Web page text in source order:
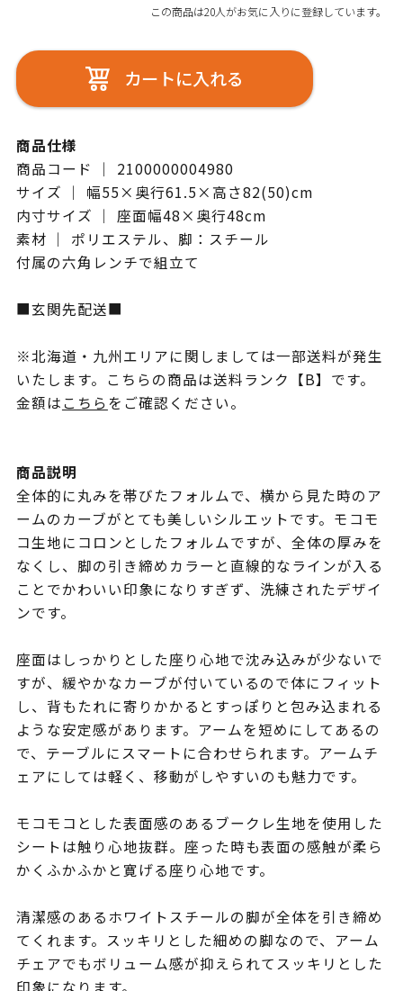
この商品は20人がお気に入りに登録しています。
カートに入れる
商品仕様
商品コード ｜ 2100000004980
サイズ ｜ 幅55×奥行61.5×高さ82(50)cm
内寸サイズ ｜ 座面幅48×奥行48cm
素材 ｜ ポリエステル、脚：スチール
付属の六角レンチで組立て
■玄関先配送■
※北海道・九州エリアに関しましては一部送料が発生
いたします。こちらの商品は送料ランク【B】です。
金額はこちらをご確認ください。
商品説明
全体的に丸みを帯びたフォルムで、横から見た時のア
ームのカーブがとても美しいシルエットです。モコモ
コ生地にコロンとしたフォルムですが、全体の厚みを
なくし、脚の引き締めカラーと直線的なラインが入る
ことでかわいい印象になりすぎず、洗練されたデザイ
ンです。
座面はしっかりとした座り心地で沈み込みが少ないで
すが、緩やかなカーブが付いているので体にフィット
し、背もたれに寄りかかるとすっぽりと包み込まれる
ような安定感があります。アームを短めにしてあるの
で、テーブルにスマートに合わせられます。アームチ
ェアにしては軽く、移動がしやすいのも魅力です。
モコモコとした表面感のあるブークレ生地を使用した
シートは触り心地抜群。座った時も表面の感触が柔ら
かくふかふかと寛げる座り心地です。
清潔感のあるホワイトスチールの脚が全体を引き締め
てくれます。スッキリとした細めの脚なので、アーム
チェアでもボリューム感が抑えられてスッキリとした